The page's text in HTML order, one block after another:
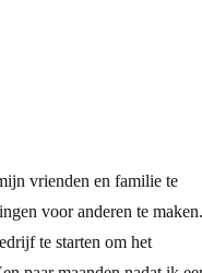
vrienden en familie te
voor anderen te maken.